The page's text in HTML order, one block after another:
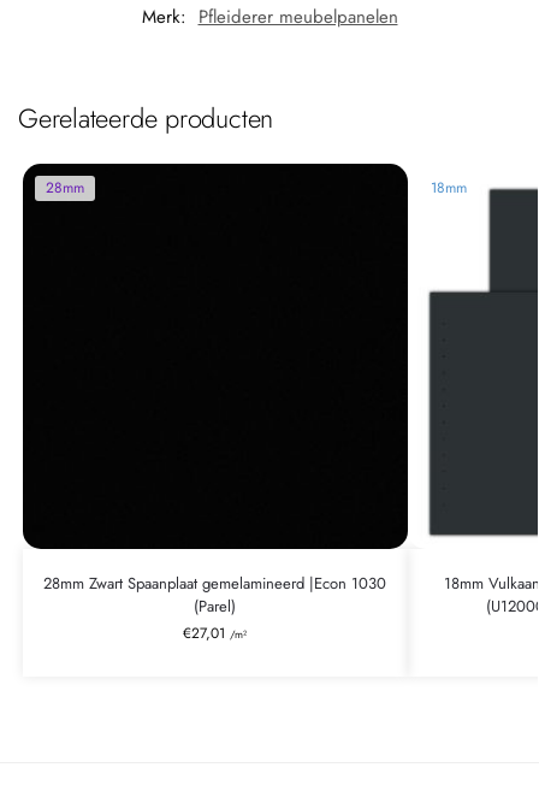
Merk: Pfleiderer meubelpanelen
Gerelateerde producten
28mm
28mm Zwart Spaanplaat gemelamineerd |Econ 1030
(Parel)
€27,01 /m²
18mm
18mm